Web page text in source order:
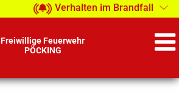
Verhalten im Brandfall
Freiwillige Feuerwehr
PÖCKING